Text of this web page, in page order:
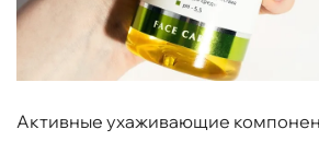
Активные ухаживающие